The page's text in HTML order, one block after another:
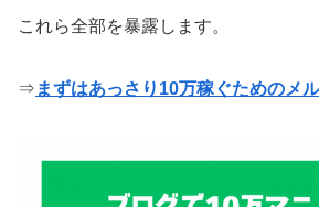
これら全部を暴露します。
⇒ まずはあっさり10万稼ぐためのメ